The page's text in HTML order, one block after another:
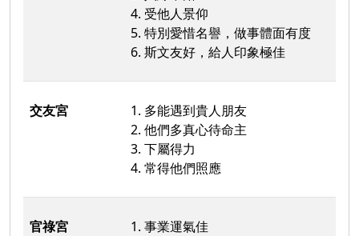
4. 受他人景仰
5. 特別愛惜名譽，做事體面有度
6. 斯文友好，給人印象極佳
交友宮
1. 多能遇到貴人朋友
2. 他們多真心待命主
3. 下屬得力
4. 常得他們照應
官祿宮
1. 事業運氣佳